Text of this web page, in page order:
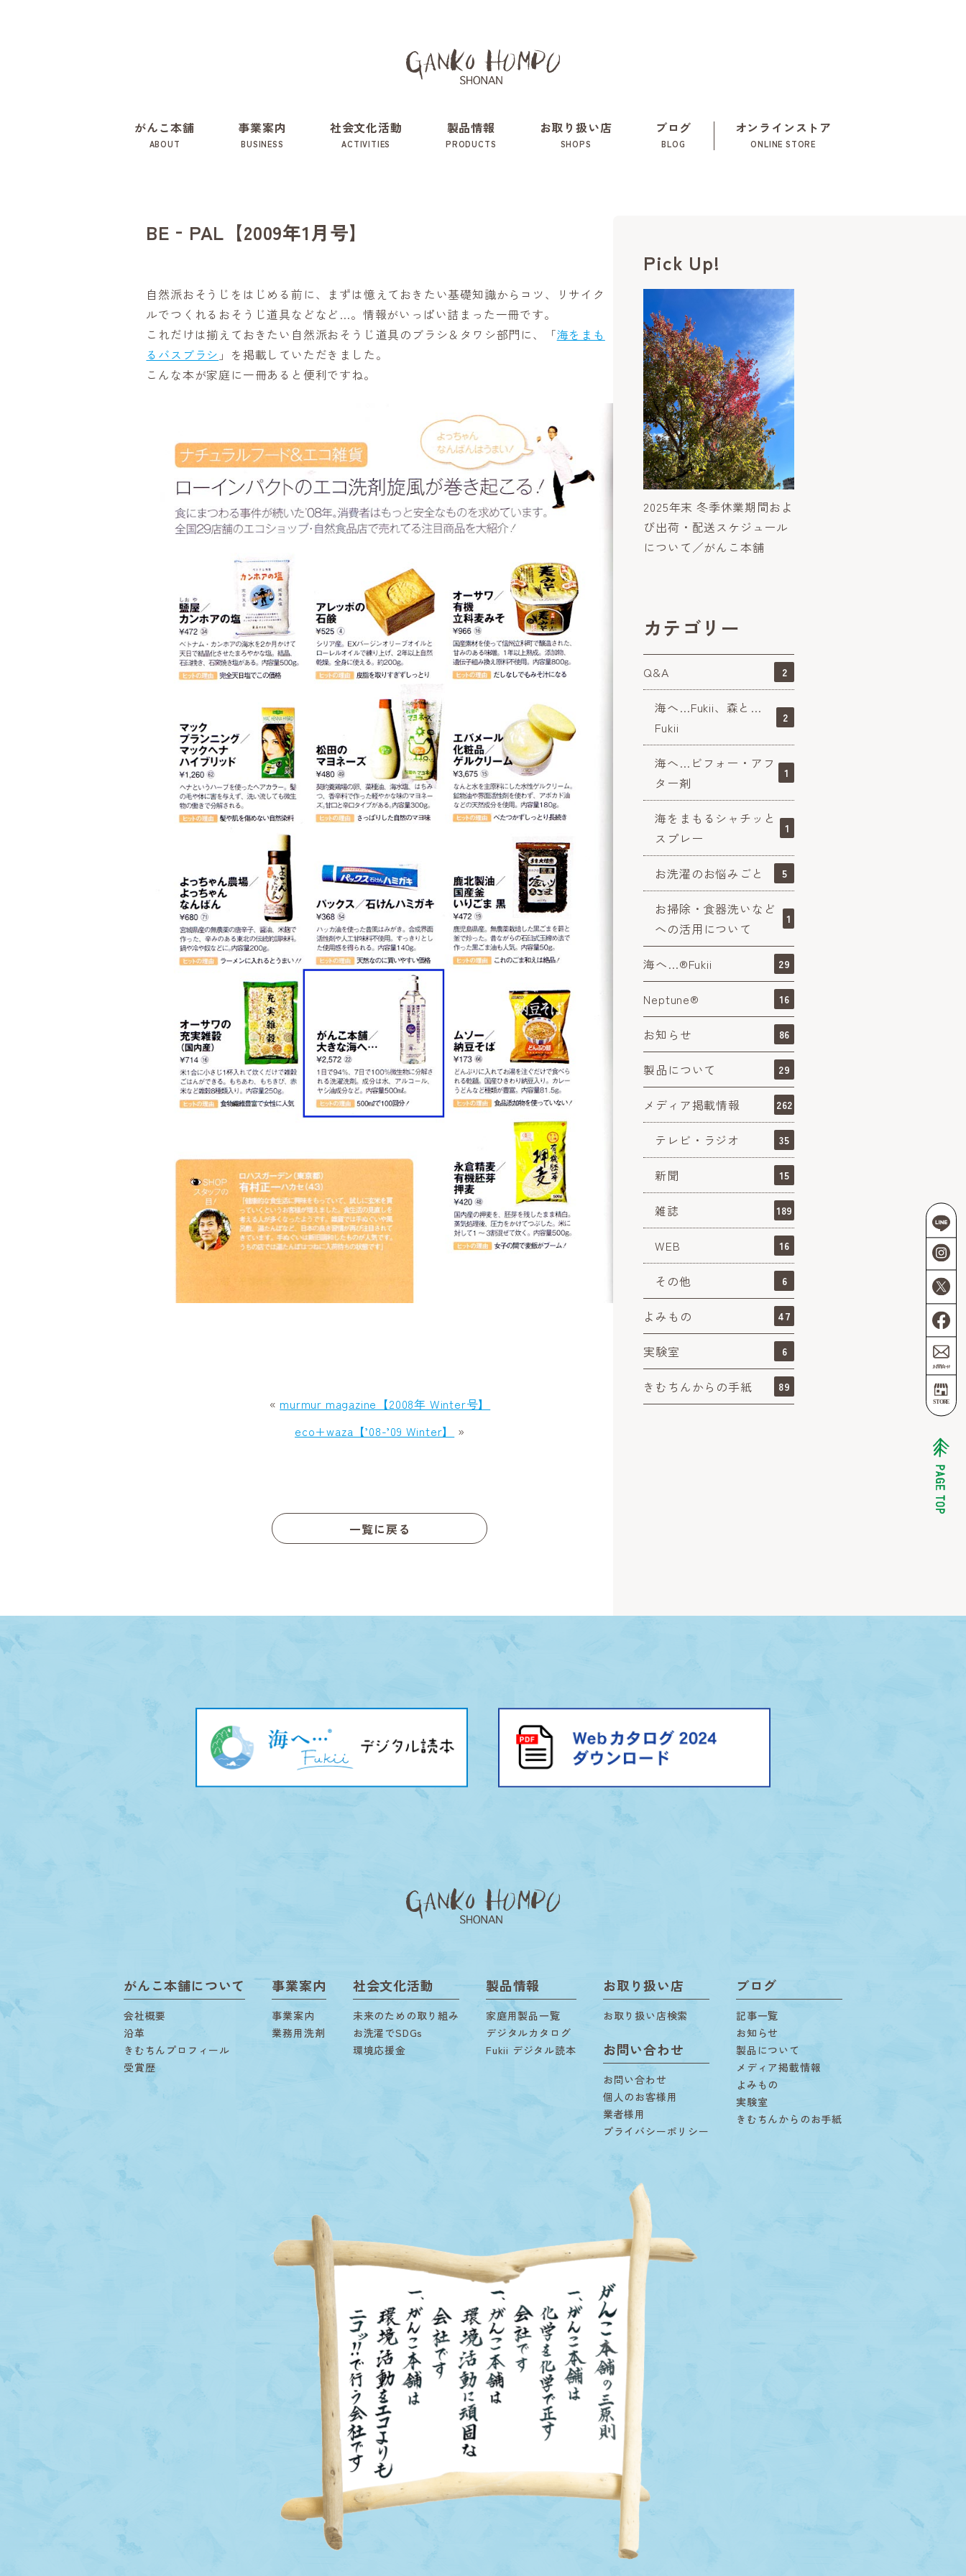
がんこ本舗
ABOUT
事業案内
BUSINESS
社会文化活動
ACTIVITIES
製品情報
PRODUCTS
お取り扱い店
SHOPS
ブログ
BLOG
オンラインストア
ONLINE STORE
BE‐PAL【2009年1月号】
自然派おそうじをはじめる前に、まずは憶えておきたい基礎知識からコツ、リサイク
ルでつくれるおそうじ道具などなど…。情報がいっぱい詰まった一冊です。
これだけは揃えておきたい自然派おそうじ道具のブラシ＆タワシ部門に、「海をまも
るバスブラシ 」を掲載していただきました。
こんな本が家庭に一冊あると便利ですね。
« murmur magazine【2008年 Winter号】
eco+waza【’08-’09 Winter】
»
一覧に戻る
Pick Up!
2025年末 冬季休業期間およ
び出荷・配送スケジュール
について／がんこ本舗
カテゴリー
Q&A 2
海へ…Fukii、森と…
Fukii
2
海へ…ビフォー・アフ
ター剤
1
海をまもるシャチッと
スプレー
1
お洗濯のお悩みごと 5
お掃除・食器洗いなど
への活用について
1
海へ…®Fukii 29
Neptune® 16
お知らせ 86
製品について 29
メディア掲載情報 262
テレビ・ラジオ 35
新聞 15
雑誌 189
WEB 16
その他 6
よみもの 47
実験室 6
きむちんからの手紙 89
がんこ本舗について
会社概要
沿革
きむちんプロフィール
受賞歴
事業案内
事業案内
業務用洗剤
社会文化活動
未来のための取り組み
お洗濯でSDGs
環境応援金
製品情報
家庭用製品一覧
デジタルカタログ
Fukii デジタル読本
お取り扱い店
お取り扱い店検索
お問い合わせ
お問い合わせ
個人のお客様用
業者様用
プライバシーポリシー
ブログ
記事一覧
お知らせ
製品について
メディア掲載情報
よみもの
実験室
きむちんからのお手紙